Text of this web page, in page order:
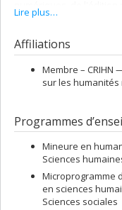
Lire plus…
Affiliations
Membre – CRIHN
sur les
Programmes
Mineure en
Sciences
Microprogramme
en sciences
Sciences sociales